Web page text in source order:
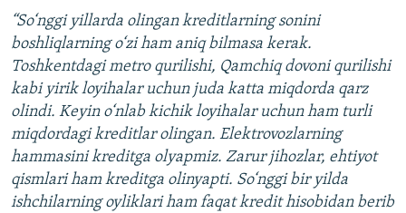
“So‘nggi yillarda olingan kreditlarning sonini
boshliqlarning o‘zi ham aniq bilmasa kerak.
Toshkentdagi metro qurilishi, Qamchiq dovoni qurilishi
kabi yirik loyihalar uchun juda katta miqdorda qarz
olindi. Keyin o‘nlab kichik loyihalar uchun ham turli
miqdordagi kreditlar olingan. Elektrovozlarning
hammasini kreditga olyapmiz. Zarur jihozlar, ehtiyot
qismlari ham kreditga olinyapti. So‘nggi bir yilda
ishchilarning oyliklari ham faqat kredit hisobidan berib